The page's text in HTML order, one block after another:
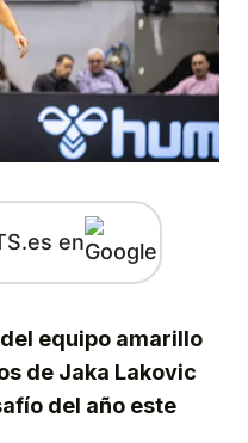
en
equipo amarillo
de Jaka Lakovic
del año este